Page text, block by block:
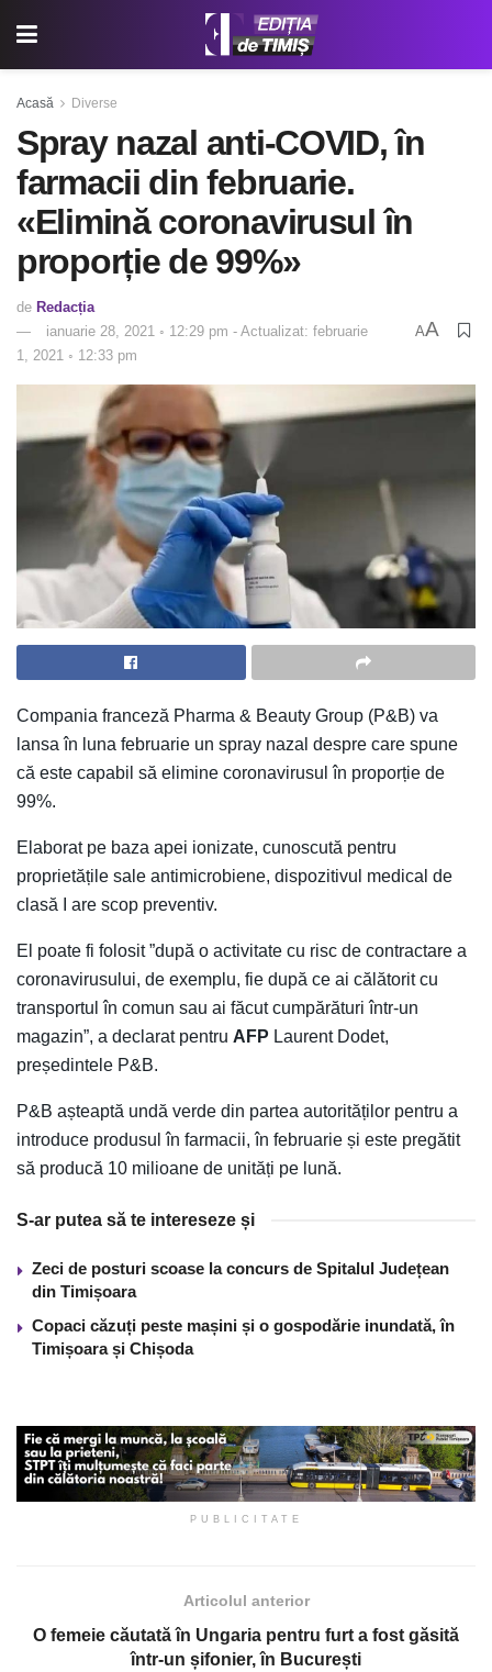
Acasă Diverse
Spray nazal anti-COVID, în
farmacii din februarie.
«Elimină coronavirusul în
proporție de 99%»
de Redacția
ianuarie 28, 2021 ◦ 12:29 pm - Actualizat: februarie
1, 2021 ◦ 12:33 pm
AA
Compania franceză Pharma & Beauty Group (P&B) va
lansa în luna februarie un spray nazal despre care spune
că este capabil să elimine coronavirusul în proporție de
99%.
Elaborat pe baza apei ionizate, cunoscută pentru
proprietățile sale antimicrobiene, dispozitivul medical de
clasă I are scop preventiv.
El poate fi folosit ”după o activitate cu risc de contractare a
coronavirusului, de exemplu, fie după ce ai călătorit cu
transportul în comun sau ai făcut cumpărături într-un
magazin”, a declarat pentru AFP Laurent Dodet,
președintele P&B.
P&B așteaptă undă verde din partea autorităților pentru a
introduce produsul în farmacii, în februarie și este pregătit
să producă 10 milioane de unități pe lună.
S-ar putea să te intereseze și
Zeci de posturi scoase la concurs de Spitalul Județean
din Timișoara
Copaci căzuți peste mașini și o gospodărie inundată, în
Timișoara și Chișoda
PUBLICITATE
Articolul anterior
O femeie căutată în Ungaria pentru furt a fost găsită
într-un șifonier, în București